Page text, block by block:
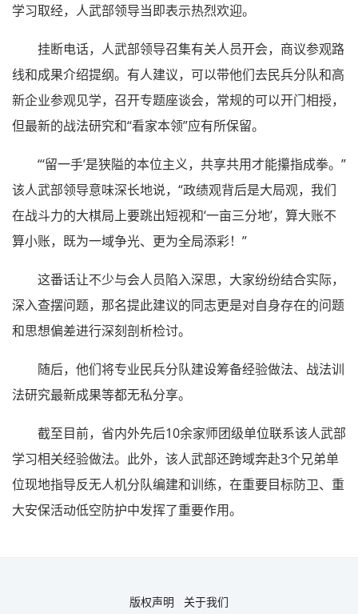
学习取经，人武部领导当即表示热烈欢迎。
挂断电话，人武部领导召集有关人员开会，商议参观路
线和成果介绍提纲。有人建议，可以带他们去民兵分队和高
新企业参观见学，召开专题座谈会，常规的可以开门相授，
但最新的战法研究和“看家本领”应有所保留。
“‘留一手’是狭隘的本位主义，共享共用才能攥指成拳。”
该人武部领导意味深长地说，“政绩观背后是大局观，我们
在战斗力的大棋局上要跳出短视和‘一亩三分地’，算大账不
算小账，既为一域争光、更为全局添彩！”
这番话让不少与会人员陷入深思，大家纷纷结合实际，
深入查摆问题，那名提此建议的同志更是对自身存在的问题
和思想偏差进行深刻剖析检讨。
随后，他们将专业民兵分队建设筹备经验做法、战法训
法研究最新成果等都无私分享。
截至目前，省内外先后10余家师团级单位联系该人武部
学习相关经验做法。此外，该人武部还跨域奔赴3个兄弟单
位现地指导反无人机分队编建和训练，在重要目标防卫、重
大安保活动低空防护中发挥了重要作用。
版权声明 关于我们